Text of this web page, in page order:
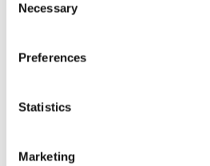
Selection
Necessary
Preferences
Statistics
Marketing
Varsovia
Lodz
Poznan